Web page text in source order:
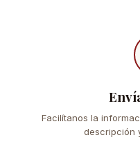
Facilítanos la
descripción